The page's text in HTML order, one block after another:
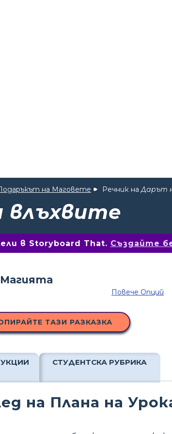
на Маговете Речник наДарът
в Storyboard That. Създайте
Повече Опций
ТАЗИ РАЗКАЗКА
СТУДЕНТСКА РУБРИКА
на Плана на